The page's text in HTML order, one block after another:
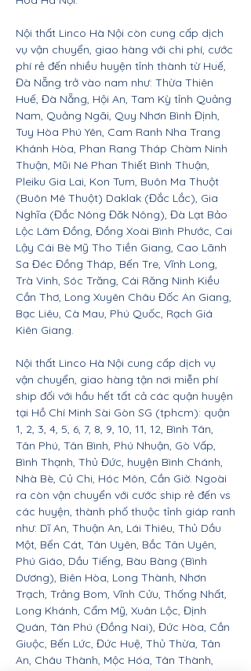
Nội thất Linco Hà Nội còn cung cấp dịch
vụ vận chuyển, giao hàng với chi phí, cước
phí rẻ đến nhiều huyện tỉnh thành từ Huế,
Đà Nẵng trở vào nam như: Thừa Thiên
Huế, Đà Nẵng, Hội An, Tam Kỳ tỉnh Quảng
Nam, Quảng Ngãi, Quy Nhơn Bình Định,
Tuy Hòa Phú Yên, Cam Ranh Nha Trang
Khánh Hòa, Phan Rang Tháp Chàm Ninh
Thuận, Mũi Né Phan Thiết Bình Thuận,
Pleiku Gia Lai, Kon Tum, Buôn Ma Thuột
(Buôn Mê Thuột) Daklak (Đắc Lắc), Gia
Nghĩa (Đắc Nông Đăk Nông), Đà Lạt Bảo
Lộc Lâm Đồng, Đồng Xoài Bình Phước, Cai
Lậy Cái Bè Mỹ Tho Tiền Giang, Cao Lãnh
Sa Đéc Đồng Tháp, Bến Tre, Vĩnh Long,
Trà Vinh, Sóc Trăng, Cái Răng Ninh Kiều
Cần Thơ, Long Xuyên Châu Đốc An Giang,
Bạc Liêu, Cà Mau, Phú Quốc, Rạch Giá
Kiên Giang.
Nội thất Linco Hà Nội cung cấp dịch vụ
vận chuyển, giao hàng tận nơi miễn phí
ship đối với hầu hết tất cả các quận huyện
tại Hồ Chí Minh Sài Gòn SG (tphcm): quận
1, 2, 3, 4, 5, 6, 7, 8, 9, 10, 11, 12, Bình Tân,
Tân Phú, Tân Bình, Phú Nhuận, Gò Vấp,
Bình Thạnh, Thủ Đức, huyện Bình Chánh,
Nhà Bè, Củ Chi, Hóc Môn, Cần Giờ. Ngoài
ra còn vận chuyển với cước ship rẻ đến vs
các huyện, thành phố thuộc tỉnh giáp ranh
như: Dĩ An, Thuận An, Lái Thiêu, Thủ Dầu
Một, Bến Cát, Tân Uyên, Bắc Tân Uyên,
Phú Giáo, Dầu Tiếng, Bàu Bàng (Bình
Dương), Biên Hòa, Long Thành, Nhơn
Trạch, Trảng Bom, Vĩnh Cửu, Thống Nhất,
Long Khánh, Cẩm Mỹ, Xuân Lộc, Định
Quán, Tân Phú (Đồng Nai), Đức Hòa, Cần
Giuộc, Bến Lức, Đức Huệ, Thủ Thừa, Tân
An, Châu Thành, Mộc Hóa, Tân Thành,